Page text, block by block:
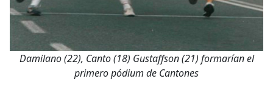
Damilano (22), Canto (18) Gustaffson (21) formarían el
primero pódium de Cantones